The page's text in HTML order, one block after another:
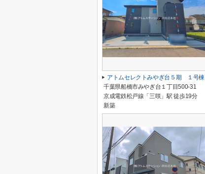
アトムセレクトみやぎ台５期 １号棟
千葉県船橋市みやぎ台１丁目500-31
京成電鉄松戸線「三咲」駅 徒歩19分
新築